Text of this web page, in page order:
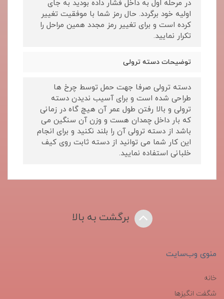
در مرحله اول به داخل فشار داده بودید به جای
اولیه خود برگردد. حال رمز شما با موفقیت تغییر
کرده است و برای تغییر رمز مجدد همین مراحل را
تکرار نمایید.
توضیحات دسته ترولی
دسته ترولی صرفا جهت حمل توسط چرخ ها
طراحی شده است و برای آسیب ندیدن دسته
ترولی و بالا رفتن طول عمر آن هیچ گاه در زمانی
که بار داخل چمدان هست و وزن آن سنگین می
باشد از دسته ترولی آن را بلند نکنید و برای انجام
این کار شما می توانید از دسته ثابت روی کیف
خلبانی استفاده نمایید.
برگشت به بالا
منوی وب‌سایت
خانه
شگفت انگیزها